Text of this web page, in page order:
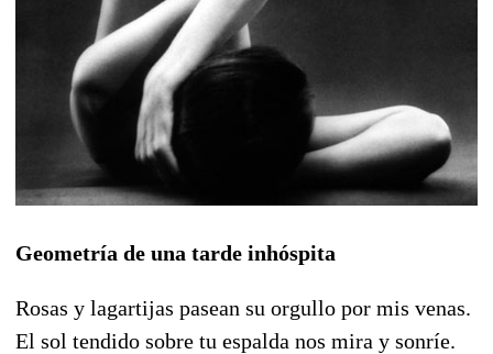
Geometría de una tarde inhóspita
Rosas y lagartijas pasean su orgullo por mis venas.
El sol tendido sobre tu espalda nos mira y sonríe.